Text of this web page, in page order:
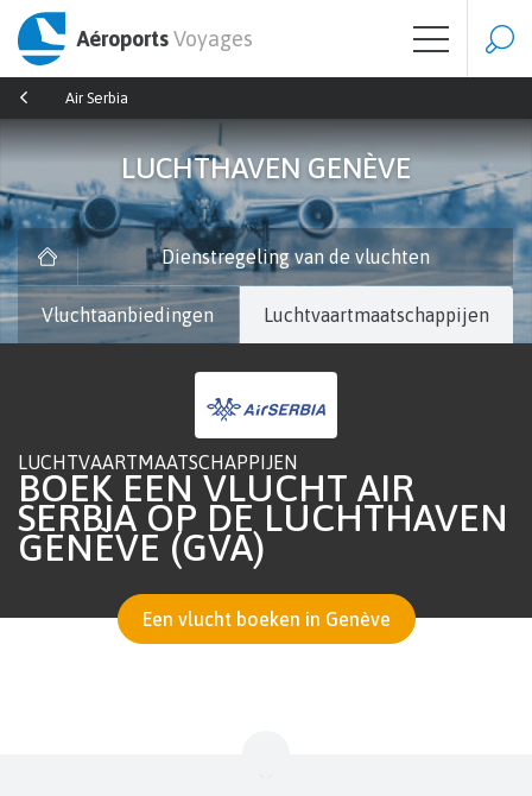
AéroportsVoyages
Air Serbia
LUCHTHAVEN GENÈVE
Dienstregeling van de vluchten
Vluchtaanbiedingen Luchtvaartmaatschappijen
LUCHTVAARTMAATSCHAPPIJEN
BOEK EEN VLUCHT AIR
SERBIA OP DE LUCHTHAVEN
GENÈVE (GVA)
Een vlucht boeken in Genève